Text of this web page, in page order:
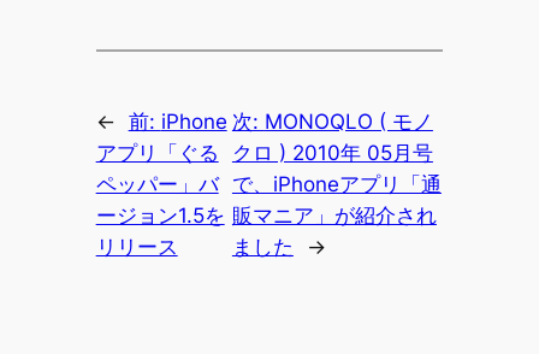
← 前: iPhone
アプリ「ぐる
ペッパー」バ
ージョン1.5を
リリース
次: MONOQLO ( モノ
クロ ) 2010年 05月号
で、iPhoneアプリ「通
販マニア」が紹介され
ました
→